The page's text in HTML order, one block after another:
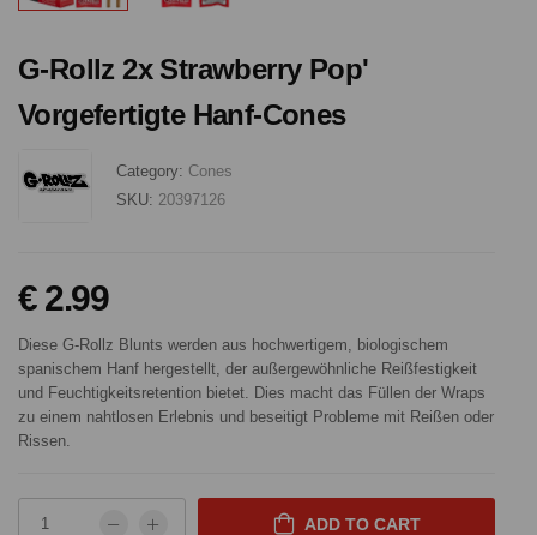
G-Rollz 2x Strawberry Pop'
Vorgefertigte Hanf-Cones
Category: Cones
SKU: 20397126
€ 2.99
Diese G-Rollz Blunts werden aus hochwertigem, biologischem
spanischem Hanf hergestellt, der außergewöhnliche Reißfestigkeit
und Feuchtigkeitsretention bietet. Dies macht das Füllen der Wraps
zu einem nahtlosen Erlebnis und beseitigt Probleme mit Reißen oder
Rissen.
ADD TO CART